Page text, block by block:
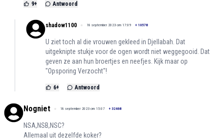
9+ Antwoord
shadow1100 18 september 2023 om 17:09 + 10578
U ziet toch al die vrouwen gekleed in Djellabah. Dat
uitgeknipte stukje voor de ogen wordt niet weggegooid. Dat
geven ze aan hun broertjes en neefjes. Kijk maar op
"Opsporing Verzocht"!
6+ Antwoord
Nogniet 18 september 2023 om 15:07 + 32468
NSA,NSB,NSC?
Allemaal uit dezelfde koker?